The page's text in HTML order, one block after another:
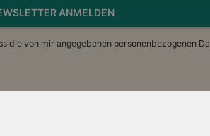
ANMELDEN
die von mir angegebenen personenbezogenen